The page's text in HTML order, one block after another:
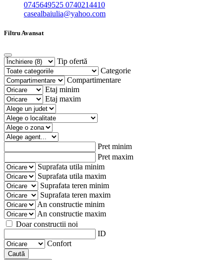
0745649525 0740214410
casealbaiulia@yahoo.com
Filtru Avansat
Tip ofertă
Categorie
Compartimentare
Etaj minim
Etaj maxim
Pret minim
Pret maxim
Suprafata utila minim
Suprafata utila maxim
Suprafata teren minim
Suprafata teren maxim
An constructie minim
An constructie maxim
Doar constructii noi
ID
Confort
Caută